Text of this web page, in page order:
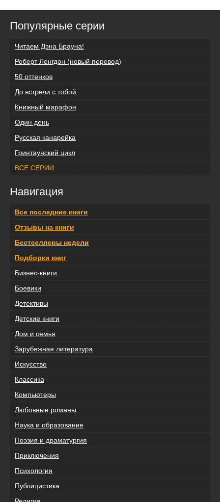
Популярные серии
Читаем Дэна Брауна!
Роберт Ленгдон (новый перевод)
50 оттенков
До встречи с тобой
Книжный марафон
Один день
Русская канарейка
Гринтаунский цикл
ВСЕ СЕРИИ
Навигация
Все последние книги
Отзывы на книги
Бестселлеры недели
Подборки книг
Бизнес-книги
Боевики
Детективы
Детские книги
Дом и семья
Зарубежная литература
Искусство
Классика
Компьютеры
Любовные романы
Наука и образование
Поэзия и драматургия
Приключения
Психология
Публицистика